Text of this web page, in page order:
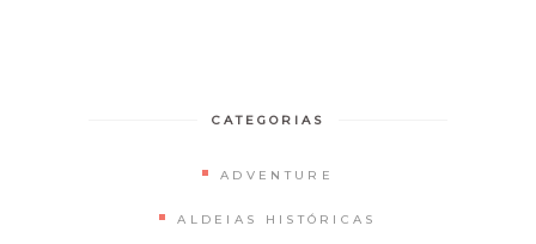
CATEGORIAS
ADVENTURE
ALDEIAS HISTÓRICAS